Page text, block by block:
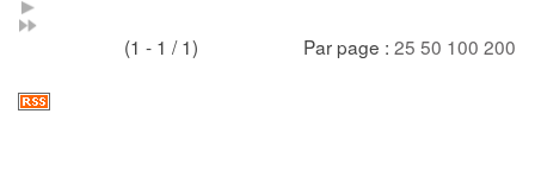
(1 - 1 / 1) Par page : 25 50 100 200